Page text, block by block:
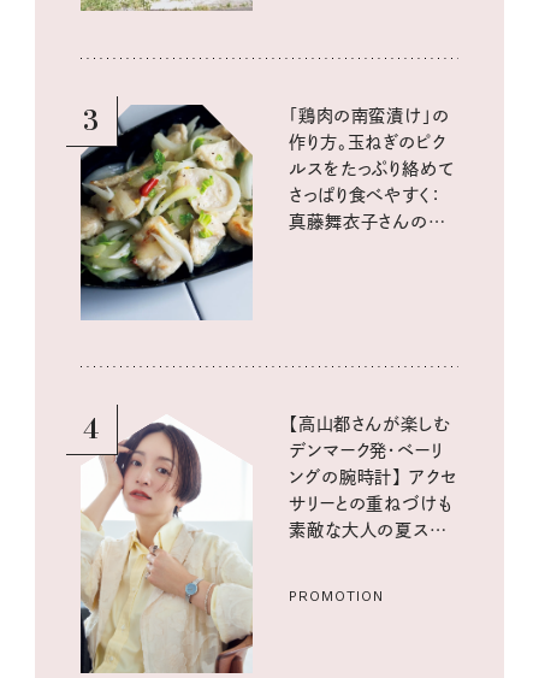
3
「鶏肉の南蛮漬け」の
作り方。玉ねぎのピク
ルスをたっぷり絡めて
さっぱり食べやすく：
真藤舞衣子さんの発
4
【高山都さんが楽しむ
デンマーク発・ベーリ
ングの腕時計】 アクセ
サリーとの重ねづけも
素敵な大人の夏スタイ
PROMOTION